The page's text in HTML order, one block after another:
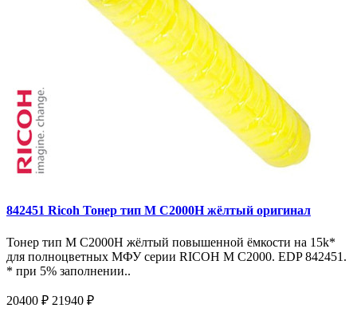
842451 Ricoh Тонер тип M C2000H жёлтый оригинал
Тонер тип M C2000H жёлтый повышенной ёмкости на 15k*
для полноцветных МФУ серии RICOH M C2000. EDP 842451.
* при 5% заполнении..
20400 ₽ 21940 ₽